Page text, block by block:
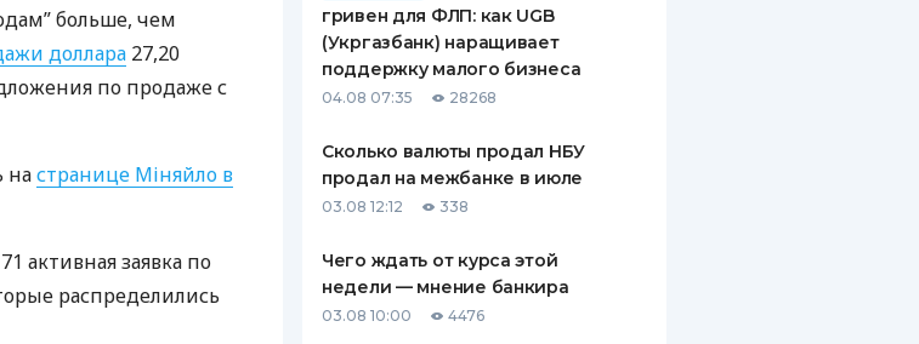
КЕШБЭКА
ПУТЕВОДИТЕЛИ ПО
СТРАХОВЫЕ КОМПАНИИ
ОТЗЫВЫ О СТРАХОВЫХ
больше, чем
доллара 27,20
по продаже с
настранице Міняйло в
активная заявка по
распределились
гривен для ФЛП: как UGB
(Укргазбанк) наращивает
поддержку малого бизнеса
04.08 07:35 28268
Сколько валюты продал НБУ
продал на межбанке в июле
03.08 12:12 338
Чего ждать от курса этой
недели — мнение банкира
03.08 10:00 4476